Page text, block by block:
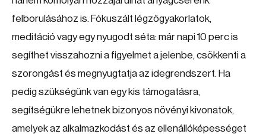
felborulásához is. Fókuszált légzőgyakorlatok,
meditáció vagy egy nyugodt séta: már napi 10 perc is
segíthet visszahozni a figyelmet a jelenbe, csökkenti a
szorongást és megnyugtatja az idegrendszert. Ha
pedig szükségünk van egy kis támogatásra,
segítségükre lehetnek bizonyos növényi kivonatok,
amelyek az alkalmazkodást és az ellenállóképességet